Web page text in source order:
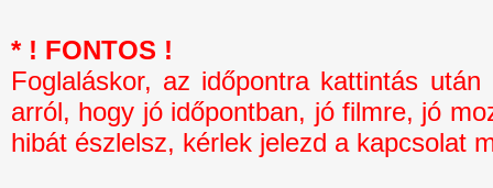
* ! FONTOS !
Foglaláskor, az időpontra kattintás
arról, hogy jó időpontban, jó filmre, jó
hibát észlelsz, kérlek jelezd a kapcsolat